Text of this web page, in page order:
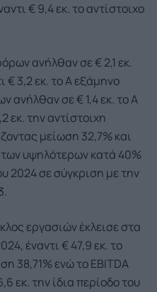
€ 9,4 εκ. το αντίστοιχο
ανήλθαν σε € 2,1 εκ.
€ 3,2 εκ. το Α εξάμηνο
ανήλθαν σε € 1,4 εκ. το Α
εκ. την αντίστοιχη
μείωση 32,7% και
των υψηλότερων κατά 40%
2024 σε σύγκριση με την
εργασιών έκλεισε στα
έναντι € 47,9 εκ. το
38,71% ενώ το EBITDA
εκ. την ίδια περίοδο του